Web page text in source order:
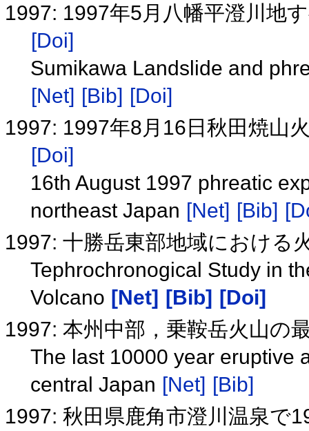
1997: 1997年5月八幡平澄川地
[Doi]
Sumikawa Landslide and
[Net] [Bib] [Doi]
1997: 1997年8月16日秋田焼山
[Doi]
16th August 1997 phreatic
northeast Japan [Net] [Bib]
1997: 十勝岳東部地域における
Tephrochronogical Study in
Volcano [Net] [Bib] [Doi]
1997: 本州中部，乗鞍岳火山の
The last 10000 year eruptive
central Japan [Net] [Bib]
1997: 秋田県鹿角市澄川温泉で